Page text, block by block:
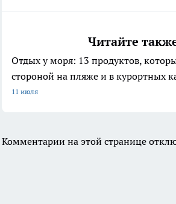
Читайте
Отдых у моря: 13 продуктов,
стороной на пляже и в курортных
11 июля
Комментарии на этой странице